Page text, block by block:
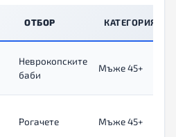
ОТБОР КАТЕГОРИЯ
Неврокопските
баби
Мъже 45+
Рогачете Мъже 45+